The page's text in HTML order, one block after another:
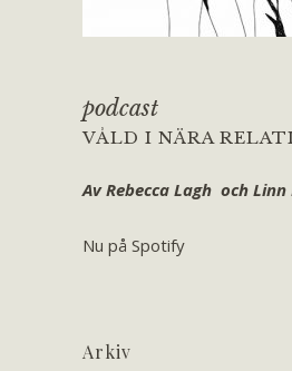
podcast
VÅLD I NÄRA
Av Rebecca Lagh och
Nu på Spotify
Arkiv